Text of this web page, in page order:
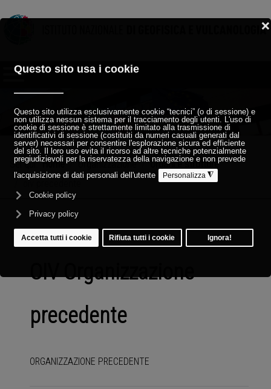
Sei qui:Home Organizzazione
Organi e strutture
oiv precedente
OIV Organizzazione
precedente
ORGANIZZAZIONE PRECEDENTE